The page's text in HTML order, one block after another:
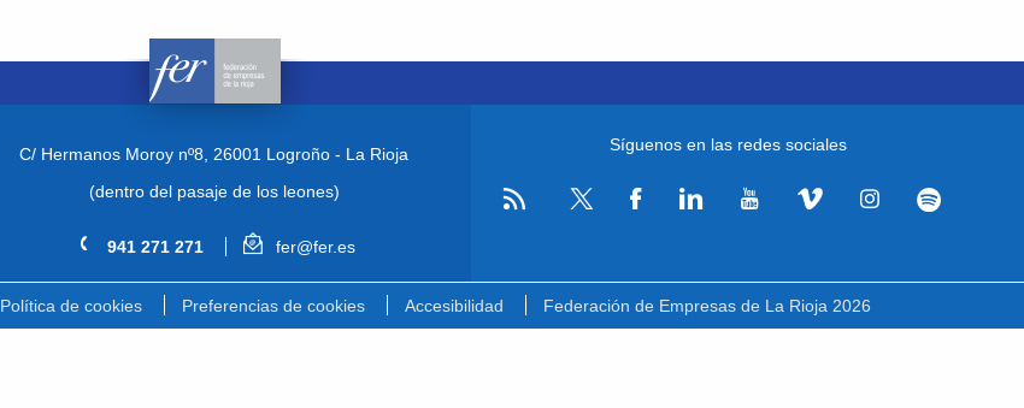
C/ Hermanos Moroy nº8,26001 Logroño - La Rioja
(dentro del pasaje de los leones)
941 271 271 fer@fer.es
Síguenos en las redes sociales
Política de cookies Preferencias de cookies Accesibilidad Federación de Empresas de La Rioja 2026